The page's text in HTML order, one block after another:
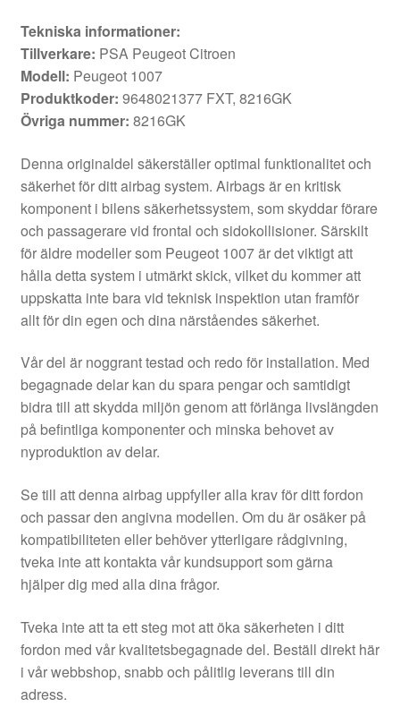
Tekniska informationer:
Tillverkare: PSA Peugeot Citroen
Modell: Peugeot 1007
Produktkoder: 9648021377 FXT, 8216GK
Övriga nummer: 8216GK
Denna originaldel säkerställer optimal funktionalitet och
säkerhet för ditt airbag system. Airbags är en kritisk
komponent i bilens säkerhetssystem, som skyddar förare
och passagerare vid frontal och sidokollisioner. Särskilt
för äldre modeller som Peugeot 1007 är det viktigt att
hålla detta system i utmärkt skick, vilket du kommer att
uppskatta inte bara vid teknisk inspektion utan framför
allt för din egen och dina närståendes säkerhet.
Vår del är noggrant testad och redo för installation. Med
begagnade delar kan du spara pengar och samtidigt
bidra till att skydda miljön genom att förlänga livslängden
på befintliga komponenter och minska behovet av
nyproduktion av delar.
Se till att denna airbag uppfyller alla krav för ditt fordon
och passar den angivna modellen. Om du är osäker på
kompatibiliteten eller behöver ytterligare rådgivning,
tveka inte att kontakta vår kundsupport som gärna
hjälper dig med alla dina frågor.
Tveka inte att ta ett steg mot att öka säkerheten i ditt
fordon med vår kvalitetsbegagnade del. Beställ direkt här
i vår webbshop, snabb och pålitlig leverans till din
adress.